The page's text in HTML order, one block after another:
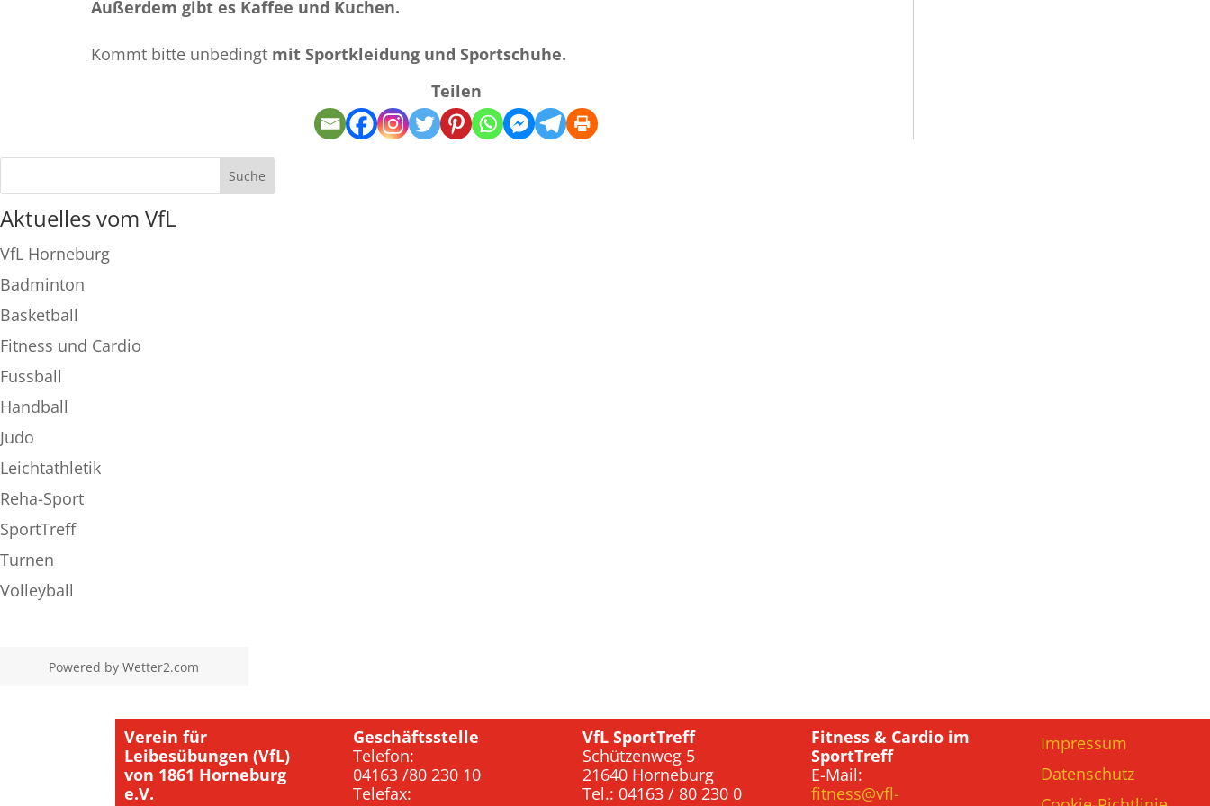
Außerdem gibt es Kaffee und Kuchen.
Kommt bitte unbedingt mit Sportkleidung und Sportschuhe.
Teilen
Aktuelles vom VfL
VfL Horneburg
Badminton
Basketball
Fitness und Cardio
Fussball
Handball
Judo
Leichtathletik
Reha-Sport
SportTreff
Turnen
Volleyball
Powered byWetter2.com
Verein für
Leibesübungen (VfL)
von 1861 Horneburg
e.V.
Geschäftsstelle
Telefon:
04163 /80 230 10
Telefax:
VfL SportTreff
Schützenweg 5
21640 Horneburg
Tel.: 04163 / 80 230 0
Fitness & Cardio im
SportTreff
E-Mail:
fitness@vfl-
Impressum
Datenschutz